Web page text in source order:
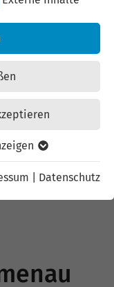
Datenschutz
Inhalte
(z.B. IP-
Sie